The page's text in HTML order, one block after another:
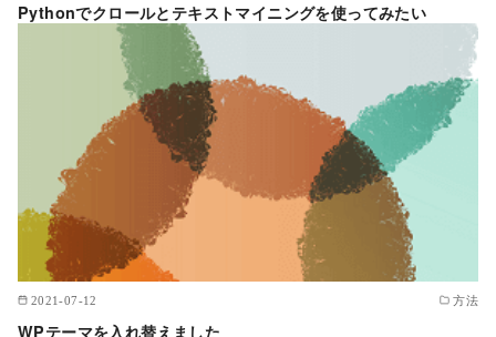
Pythonでクロールとテキストマイニングを使ってみたい
2021-07-12 方法
WPテーマを入れ替えました